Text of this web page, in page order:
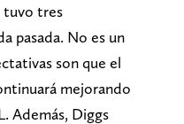
tuvo tres
pasada. No es un
son que el
mejorando
Además, Diggs